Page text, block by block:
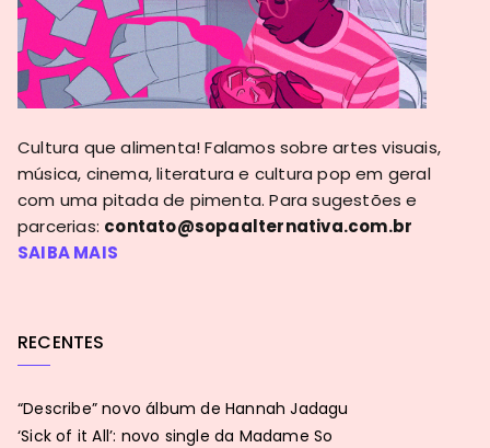
Cultura que alimenta! Falamos sobre artes visuais,
música, cinema, literatura e cultura pop em geral
com uma pitada de pimenta. Para sugestões e
parcerias: contato@sopaalternativa.com.br
SAIBA MAIS
RECENTES
“Describe” novo álbum de Hannah Jadagu
‘Sick of it All’: novo single da Madame So